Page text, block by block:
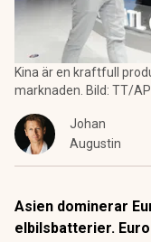
Kina är en kraftfull
marknaden. Bild: TT/AP
Johan
Augustin
Asien dominerar
elbilsbatterier.